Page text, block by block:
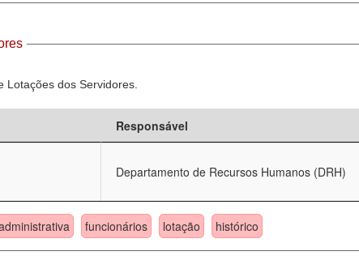
Lotações dos Servidores.
Responsável
Departamento de Recursos Humanos (DRH)
funcionários lotação histórico